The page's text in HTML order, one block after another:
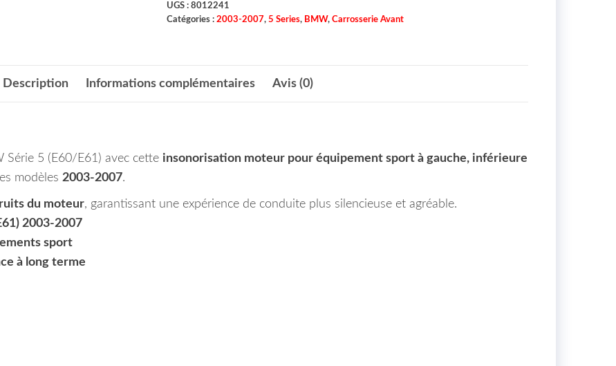
UGS : 8012241
Catégories : 2003-2007, 5 Series, BMW, Carrosserie Avant
Description Informations complémentaires Avis (0)
Série 5 (E60/E61) avec cette insonorisation moteur pour équipement sport à gauche, inférieure
modèles 2003-2007.
du moteur, garantissant une expérience de conduite plus silencieuse et agréable.
2003-2007
sport
à long terme